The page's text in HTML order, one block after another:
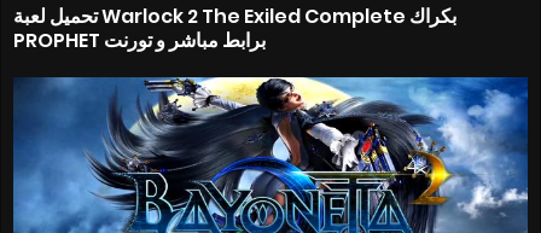
تحميل لعبة Warlock 2 The Exiled Complete بكراك
PROPHET برابط مباشر و تورنت